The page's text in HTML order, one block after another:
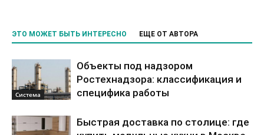
ЭТО МОЖЕТ БЫТЬ ИНТЕРЕСНО ЕЩЕ ОТ АВТОРА
Система
Объекты под надзором
Ростехнадзора: классификация и
специфика работы
Быстрая доставка по столице: где